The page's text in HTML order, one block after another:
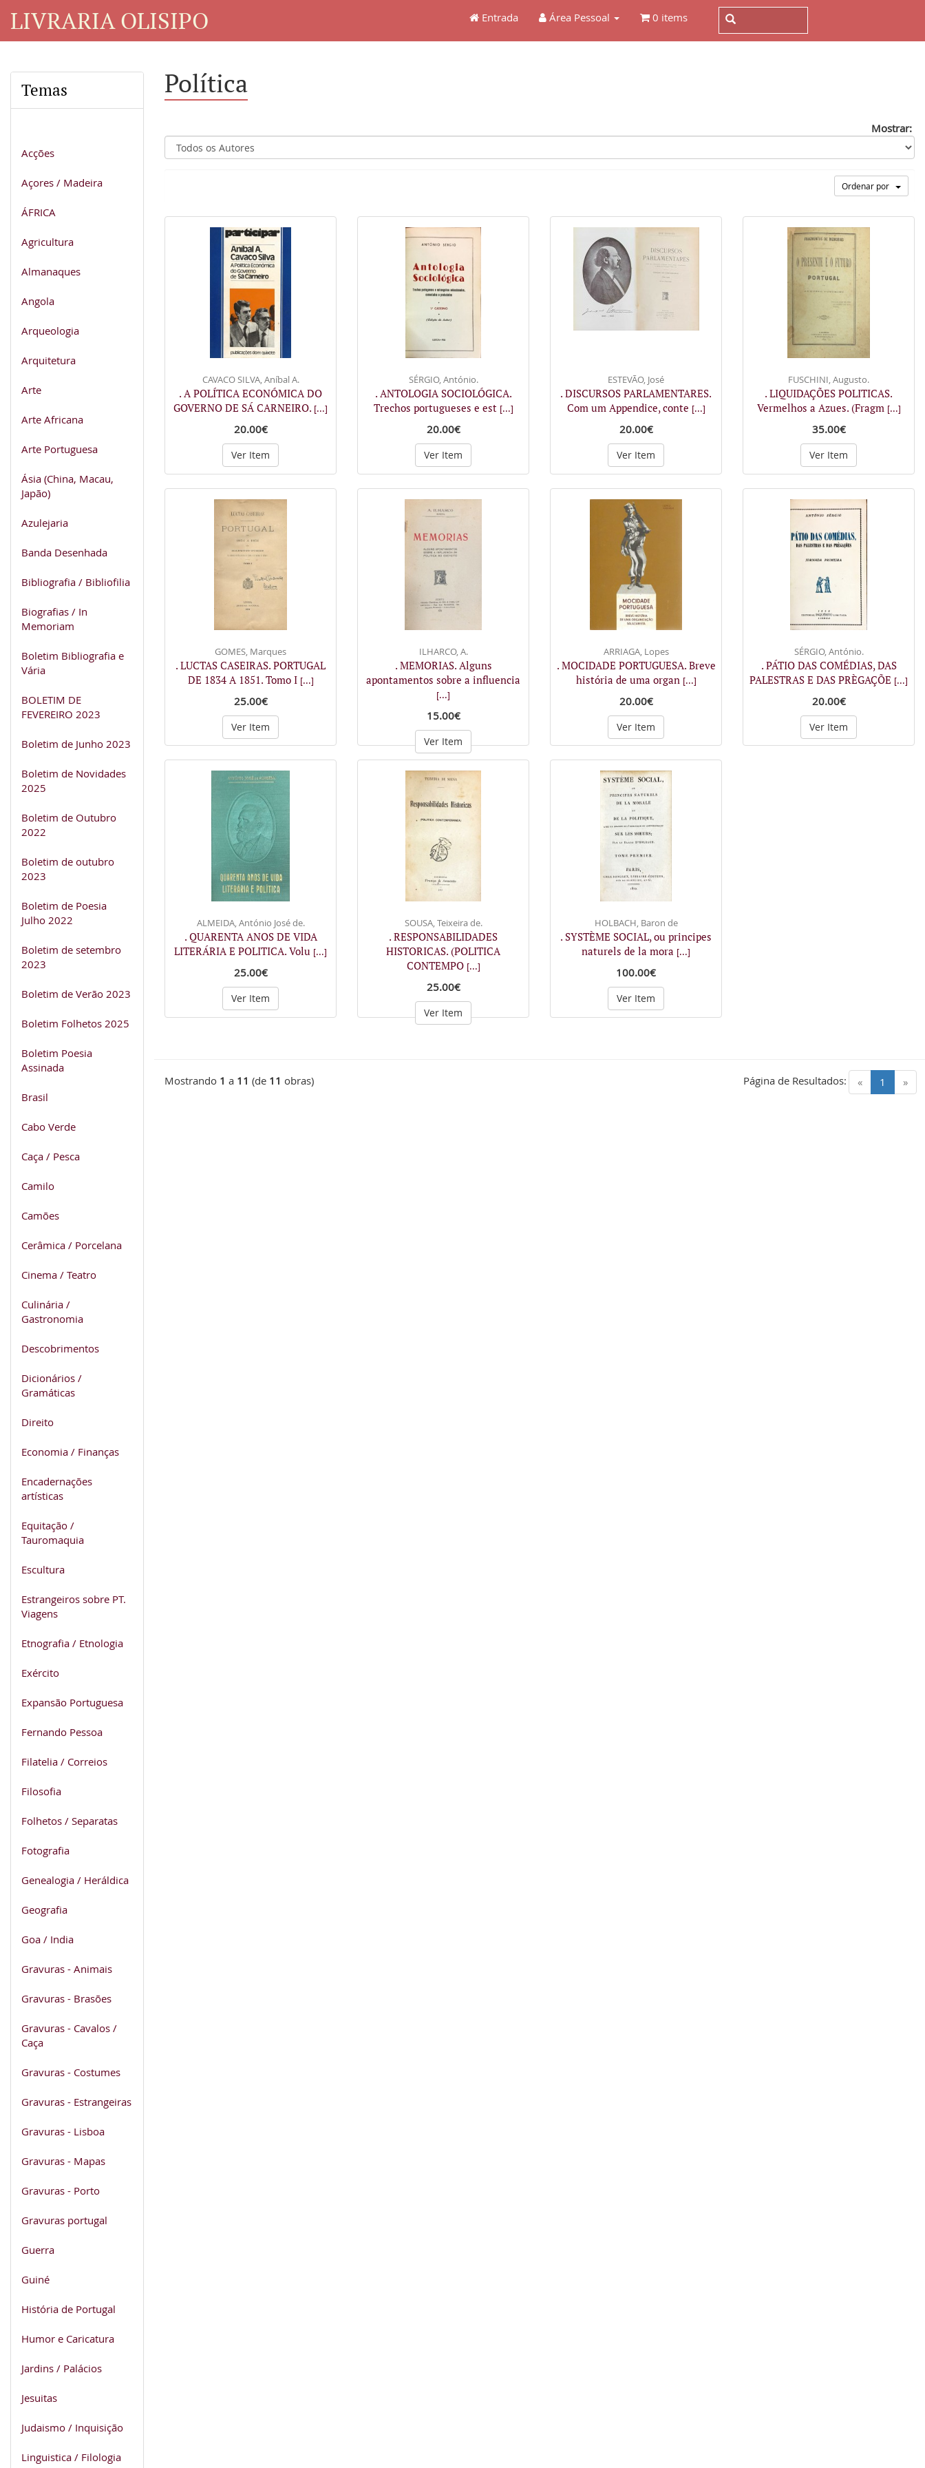
LIVRARIA OLISIPO Entrada Área Pessoal 0 items
Temas
Acções
Açores / Madeira
ÁFRICA
Agricultura
Almanaques
Angola
Arqueologia
Arquitetura
Arte
Arte Africana
Arte Portuguesa
Ásia (China, Macau,
Japão)
Azulejaria
Banda Desenhada
Bibliografia / Bibliofilia
Biografias / In
Memoriam
Boletim Bibliografia e
Vária
BOLETIM DE
FEVEREIRO 2023
Boletim de Junho 2023
Boletim de Novidades
2025
Boletim de Outubro
2022
Boletim de outubro
2023
Boletim de Poesia
Julho 2022
Boletim de setembro
2023
Boletim de Verão 2023
Boletim Folhetos 2025
Boletim Poesia
Assinada
Brasil
Cabo Verde
Caça / Pesca
Camilo
Camões
Cerâmica / Porcelana
Cinema / Teatro
Culinária /
Gastronomia
Descobrimentos
Dicionários /
Gramáticas
Direito
Economia / Finanças
Encadernações
artísticas
Equitação /
Tauromaquia
Escultura
Estrangeiros sobre PT.
Viagens
Etnografia / Etnologia
Exército
Expansão Portuguesa
Fernando Pessoa
Filatelia / Correios
Filosofia
Folhetos / Separatas
Fotografia
Genealogia / Heráldica
Geografia
Goa / India
Gravuras - Animais
Gravuras - Brasões
Gravuras - Cavalos /
Caça
Gravuras - Costumes
Gravuras - Estrangeiras
Gravuras - Lisboa
Gravuras - Mapas
Gravuras - Porto
Gravuras portugal
Guerra
Guiné
História de Portugal
Humor e Caricatura
Jardins / Palácios
Jesuitas
Judaismo / Inquisição
Linguistica / Filologia
Política
Mostrar:
Ordenar por
CAVACO SILVA, Aníbal A.
. A POLÍTICA ECONÓMICA DO
GOVERNO DE SÁ CARNEIRO. [...]
20.00€
Ver Item
SÉRGIO, António.
. ANTOLOGIA SOCIOLÓGICA.
Trechos portugueses e est [...]
20.00€
Ver Item
ESTEVÃO, José
. DISCURSOS PARLAMENTARES.
Com um Appendice, conte [...]
20.00€
Ver Item
FUSCHINI, Augusto.
. LIQUIDAÇÕES POLITICAS.
Vermelhos a Azues. (Fragm [...]
35.00€
Ver Item
GOMES, Marques
. LUCTAS CASEIRAS. PORTUGAL
DE 1834 A 1851. Tomo I [...]
25.00€
Ver Item
ILHARCO, A.
. MEMORIAS. Alguns
apontamentos sobre a influencia
[...]
15.00€
Ver Item
ARRIAGA, Lopes
. MOCIDADE PORTUGUESA. Breve
história de uma organ [...]
20.00€
Ver Item
SÉRGIO, António.
. PÁTIO DAS COMÉDIAS, DAS
PALESTRAS E DAS PRÈGAÇÕE [...]
20.00€
Ver Item
ALMEIDA, António José de.
. QUARENTA ANOS DE VIDA
LITERÁRIA E POLITICA. Volu [...]
25.00€
Ver Item
SOUSA, Teixeira de.
. RESPONSABILIDADES
HISTORICAS. (POLITICA
CONTEMPO [...]
25.00€
Ver Item
HOLBACH, Baron de
. SYSTÈME SOCIAL, ou principes
naturels de la mora [...]
100.00€
Ver Item
Mostrando 1 a 11 (de 11 obras) « 1 (current)
»
Página de Resultados: